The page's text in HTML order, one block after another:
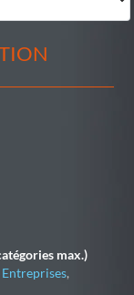
max.)
,